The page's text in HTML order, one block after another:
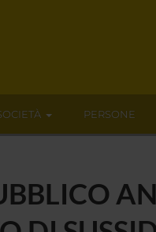
PERSONE